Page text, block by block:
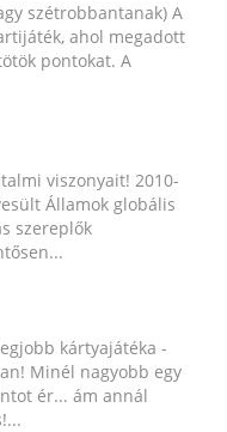
szétrobbantanak) A
ahol megadott
pontokat. A
viszonyait! 2010-
Államok globális
szereplők
kártyajátéka -
Minél nagyobb egy
ér... ám annál